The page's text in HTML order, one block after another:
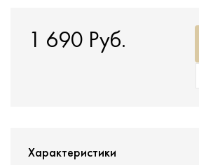
1 690 Руб.
Характеристики